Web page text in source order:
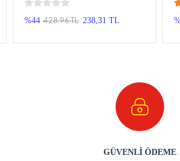
%44 428,96 TL 238,31 TL
GÜVENLİ ÖDEME